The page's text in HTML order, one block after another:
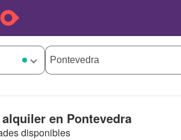
en Pontevedra
disponibles